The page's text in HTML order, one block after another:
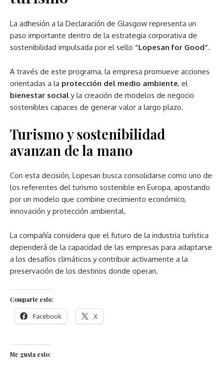
La adhesión a la Declaración de Glasgow representa un
paso importante dentro de la estrategia corporativa de
sostenibilidad impulsada por el sello “Lopesan for Good”.
A través de este programa, la empresa promueve acciones
orientadas a la protección del medio ambiente, el
bienestar social y la creación de modelos de negocio
sostenibles capaces de generar valor a largo plazo.
Turismo y sostenibilidad
avanzan de la mano
Con esta decisión, Lopesan busca consolidarse como uno de
los referentes del turismo sostenible en Europa, apostando
por un modelo que combine crecimiento económico,
innovación y protección ambiental.
La compañía considera que el futuro de la industria turística
dependerá de la capacidad de las empresas para adaptarse
a los desafíos climáticos y contribuir activamente a la
preservación de los destinos donde operan.
Comparte esto:
Facebook X
Me gusta esto: